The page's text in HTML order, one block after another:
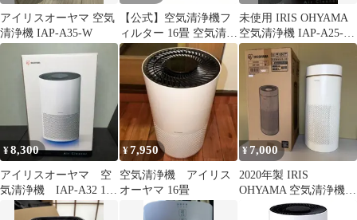
アイリスオーヤマ 空気
清浄機 IAP-A35-W
【公式】空気清浄機フ
ィルター 16畳 空気清浄
機 フィルター IAP-
A35FL アイリスオーヤ
未使用 IRIS OHYAMA
空気清浄機 IAP-A25-W
本体
¥8,300
アイリスオーヤマ 空
気清浄機 IAP-A32 16
畳 未使用品
¥7,950
空気清浄機 アイリス
オーヤマ 16畳
¥7,000
2020年製 IRIS
OHYAMA 空気清浄機
IAP-A85 動作確認済み